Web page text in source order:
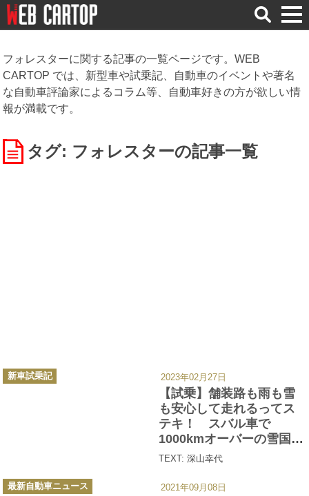
検
索
フォレスターに関する記事の一覧ページです。WEB
CARTOP では、新型車や試乗記、自動車のイベントや著名
な自動車評論家によるコラム等、自動車好きの方が欲しい情
報が満載です。
タグ: フォレスターの記事一覧
【試乗】舗装路も雨も雪
も安心して走れるってス
テキ！ スバル車で
1000kmオーバーの雪国ド
ライブ旅へ行ってみた
TEXT: 深山幸代
カ
テ
新車試乗記 2023年02月27日
カ
テ
最新自動車ニュース 2021年09月08日